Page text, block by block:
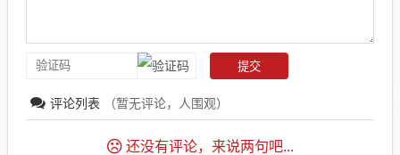
评论列表 （暂无评论， 人围观）
还没有评论，来说两句吧...